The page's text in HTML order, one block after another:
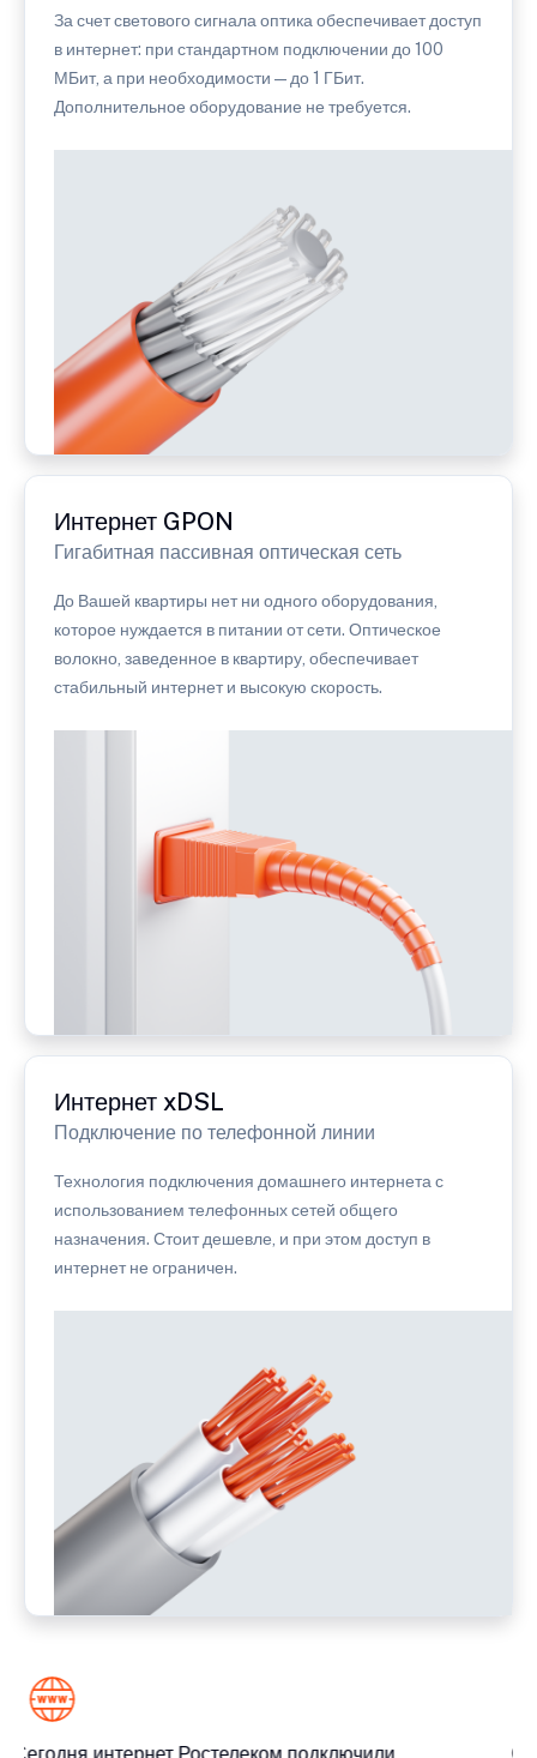
За счет светового сигнала оптика обеспечивает доступ
в интернет: при стандартном подключении до 100
МБит, а при необходимости — до 1 ГБит.
Дополнительное оборудование не требуется.
Интернет GPON
Гигабитная пассивная оптическая сеть
До Вашей квартиры нет ни одного оборудования,
которое нуждается в питании от сети. Оптическое
волокно, заведенное в квартиру, обеспечивает
стабильный интернет и высокую скорость.
Интернет xDSL
Подключение по телефонной линии
Технология подключения домашнего интернета с
использованием телефонных сетей общего
назначения. Стоит дешевле, и при этом доступ в
интернет не ограничен.